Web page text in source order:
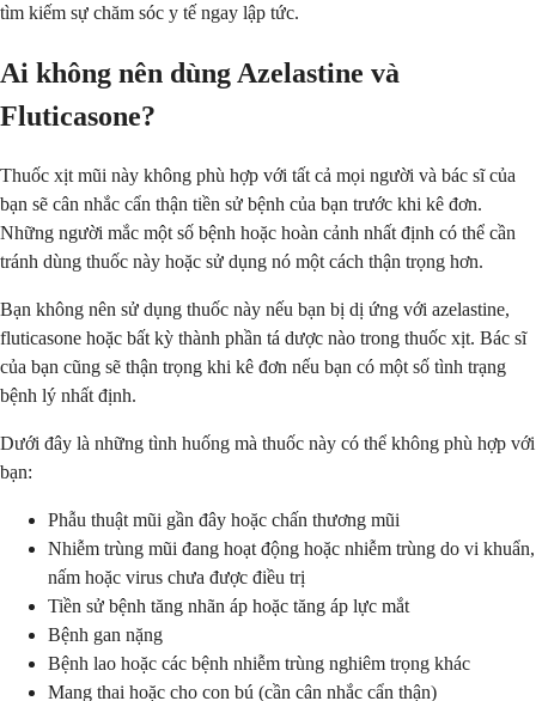
tìm kiếm sự chăm sóc y tế ngay lập tức.
Ai không nên dùng Azelastine và
Fluticasone?
Thuốc xịt mũi này không phù hợp với tất cả mọi người và bác sĩ của
bạn sẽ cân nhắc cẩn thận tiền sử bệnh của bạn trước khi kê đơn.
Những người mắc một số bệnh hoặc hoàn cảnh nhất định có thể cần
tránh dùng thuốc này hoặc sử dụng nó một cách thận trọng hơn.
Bạn không nên sử dụng thuốc này nếu bạn bị dị ứng với azelastine,
fluticasone hoặc bất kỳ thành phần tá dược nào trong thuốc xịt. Bác sĩ
của bạn cũng sẽ thận trọng khi kê đơn nếu bạn có một số tình trạng
bệnh lý nhất định.
Dưới đây là những tình huống mà thuốc này có thể không phù hợp với
bạn:
Phẫu thuật mũi gần đây hoặc chấn thương mũi
Nhiễm trùng mũi đang hoạt động hoặc nhiễm trùng do vi khuẩn,
nấm hoặc virus chưa được điều trị
Tiền sử bệnh tăng nhãn áp hoặc tăng áp lực mắt
Bệnh gan nặng
Bệnh lao hoặc các bệnh nhiễm trùng nghiêm trọng khác
Mang thai hoặc cho con bú (cần cân nhắc cẩn thận)